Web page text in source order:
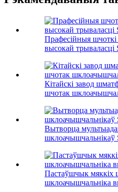
Прафесійныя
высокай трываласці
Кітайскі завод
шчотак
Вытворца
шклоачышчальнікаў
Пастаўшчык мяккіх
шклоачышчальніка